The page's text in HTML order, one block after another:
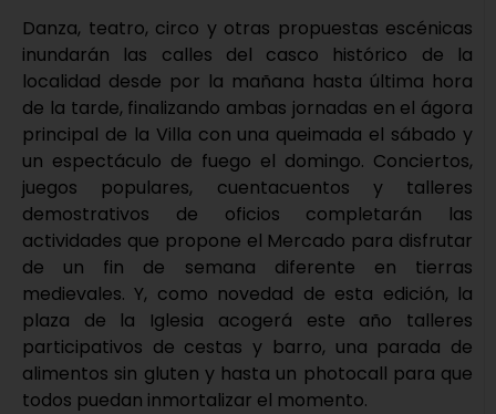
Danza, teatro, circo y otras propuestas escénicas
inundarán las calles del casco histórico de la
localidad desde por la mañana hasta última hora
de la tarde, finalizando ambas jornadas en el ágora
principal de la Villa con una queimada el sábado y
un espectáculo de fuego el domingo. Conciertos,
juegos populares, cuentacuentos y talleres
demostrativos de oficios completarán las
actividades que propone el Mercado para disfrutar
de un fin de semana diferente en tierras
medievales. Y, como novedad de esta edición, la
plaza de la Iglesia acogerá este año talleres
participativos de cestas y barro, una parada de
alimentos sin gluten y hasta un photocall para que
todos puedan inmortalizar el momento.